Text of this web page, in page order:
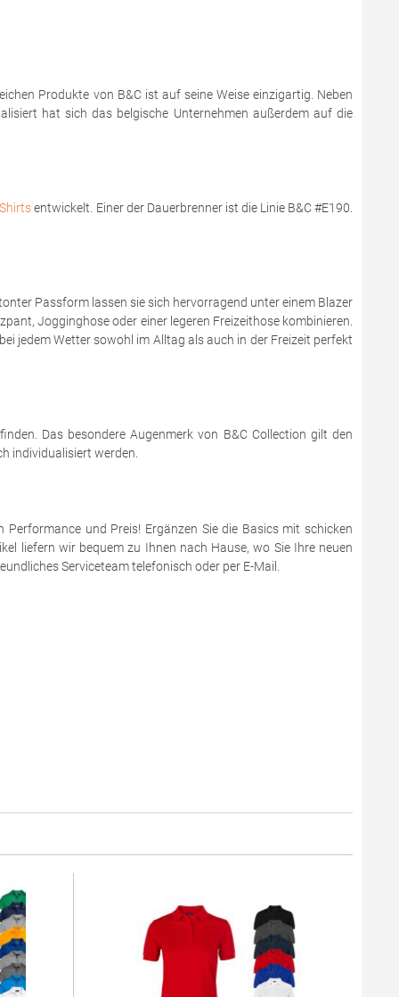
Produkte von B&C ist auf seine Weise einzigartig. Neben
hat sich das belgische Unternehmen außerdem auf die
entwickelt. Einer der Dauerbrenner ist die Linie B&C #E190.
Passform lassen sie sich hervorragend unter einem Blazer
Jogginghose oder einer legeren Freizeithose kombinieren.
jedem Wetter sowohl im Alltag als auch in der Freizeit perfekt
Das besondere Augenmerk von B&C Collection gilt den
individualisiert werden.
und Preis! Ergänzen Sie die Basics mit schicken
liefern wir bequem zu Ihnen nach Hause, wo Sie Ihre neuen
Serviceteam telefonisch oder per E-Mail.